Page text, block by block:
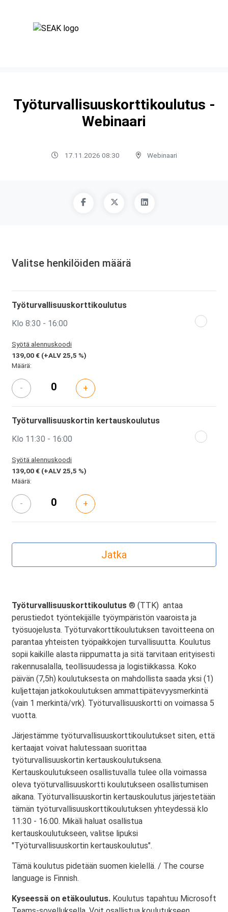
Työturvallisuuskorttikoulutus -
Webinaari
17.11.2026 08:30 Webinaari
Valitse henkilöiden määrä
Työturvallisuuskorttikoulutus
Klo 8:30 - 16:00
Syötä alennuskoodi
139,00 € (+ALV 25,5 %)
Määrä:
- +
Työturvallisuuskortin kertauskoulutus
Klo 11:30 - 16:00
Syötä alennuskoodi
139,00 € (+ALV 25,5 %)
Määrä:
- +
Työturvallisuuskorttikoulutus ® (TTK) antaa
perustiedot työntekijälle työympäristön vaaroista ja
työsuojelusta. Työturvakorttikoulutuksen tavoitteena on
parantaa yhteisten työpaikkojen turvallisuutta. Koulutus
sopii kaikille alasta riippumatta ja sitä tarvitaan erityisesti
rakennusalalla, teollisuudessa ja logistiikkassa. Koko
päivän (7,5h) koulutuksesta on mahdollista saada yksi (1)
kuljettajan jatkokoulutuksen ammattipätevyysmerkintä
(vain 1 merkintä/vrk). Työturvallisuuskortti on voimassa 5
vuotta.
Järjestämme työturvallisuuskorttikoulutukset siten, että
kertaajat voivat halutessaan suorittaa
työturvallisuuskortin kertauskoulutuksena.
Kertauskoulutukseen osallistuvalla tulee olla voimassa
oleva työturvallisuuskortti koulutukseen osallistumisen
aikana. Työturvallisuuskortin kertauskoulutus järjestetään
tämän työturvallisuuskorttikoulutuksen yhteydessä klo
11:30 - 16:00. Mikäli haluat osallistua
kertauskoulutukseen, valitse lipuksi
"Työturvallisuuskortin kertauskoulutus".
Tämä koulutus pidetään suomen kielellä. / The course
language is Finnish.
Kyseessä on etäkoulutus. Koulutus tapahtuu Microsoft